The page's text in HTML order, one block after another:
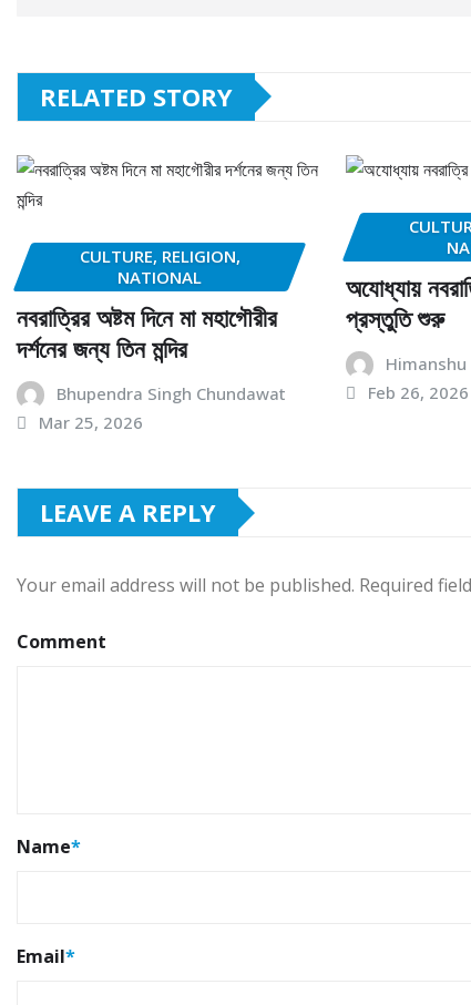
RELATED STORY
CULTURE, RELIGION,
NATIONAL
নবরাত্রির অষ্টম দিনে মা মহাগৌরীর
দর্শনের জন্য তিন মন্দির
Bhupendra Singh Chundawat
Mar 25, 2026
অযোধ্যায়
প্রস্তুতি শুরু
Feb 26, 2026
LEAVE A REPLY
Your email address will not be published. Required
Comment
Name*
Email*